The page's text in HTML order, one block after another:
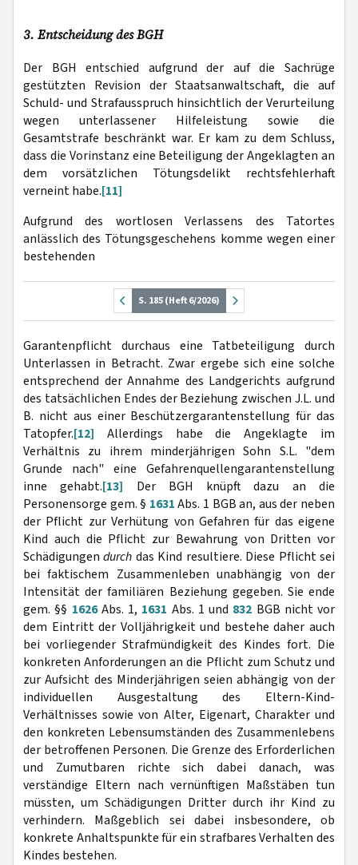
3. Entscheidung des BGH
Der BGH entschied aufgrund der auf die Sachrüge
gestützten Revision der Staatsanwaltschaft, die auf
Schuld- und Strafausspruch hinsichtlich der Verurteilung
wegen unterlassener Hilfeleistung sowie die
Gesamtstrafe beschränkt war. Er kam zu dem Schluss,
dass die Vorinstanz eine Beteiligung der Angeklagten an
dem vorsätzlichen Tötungsdelikt rechtsfehlerhaft
verneint habe.[11]
Aufgrund des wortlosen Verlassens des Tatortes
anlässlich des Tötungsgeschehens komme wegen einer
bestehenden
S. 185 (Heft 6/2026)
Garantenpflicht durchaus eine Tatbeteiligung durch
Unterlassen in Betracht. Zwar ergebe sich eine solche
entsprechend der Annahme des Landgerichts aufgrund
des tatsächlichen Endes der Beziehung zwischen J.L. und
B. nicht aus einer Beschützergarantenstellung für das
Tatopfer.[12] Allerdings habe die Angeklagte im
Verhältnis zu ihrem minderjährigen Sohn S.L. "dem
Grunde nach" eine Gefahrenquellengarantenstellung
inne gehabt.[13] Der BGH knüpft dazu an die
Personensorge gem. § 1631Abs. 1 BGB an, aus der neben
der Pflicht zur Verhütung von Gefahren für das eigene
Kind auch die Pflicht zur Bewahrung von Dritten vor
Schädigungendurch das Kind resultiere. Diese Pflicht sei
bei faktischem Zusammenleben unabhängig von der
Intensität der familiären Beziehung gegeben. Sie ende
gem. §§ 1626Abs. 1, 1631 Abs. 1 und 832 BGB nicht vor
dem Eintritt der Volljährigkeit und bestehe daher auch
bei vorliegender Strafmündigkeit des Kindes fort. Die
konkreten Anforderungen an die Pflicht zum Schutz und
zur Aufsicht des Minderjährigen seien abhängig von der
individuellen Ausgestaltung des Eltern-Kind-
Verhältnisses sowie von Alter, Eigenart, Charakter und
den konkreten Lebensumständen des Zusammenlebens
der betroffenen Personen. Die Grenze des Erforderlichen
und Zumutbaren richte sich dabei danach, was
verständige Eltern nach vernünftigen Maßstäben tun
müssten, um Schädigungen Dritter durch ihr Kind zu
verhindern. Maßgeblich sei dabei insbesondere, ob
konkrete Anhaltspunkte für ein strafbares Verhalten des
Kindes bestehen.